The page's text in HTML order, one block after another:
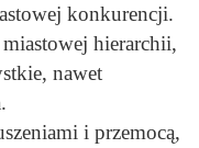
konkurencji.
hierarchii,
nawet
i przemocą,